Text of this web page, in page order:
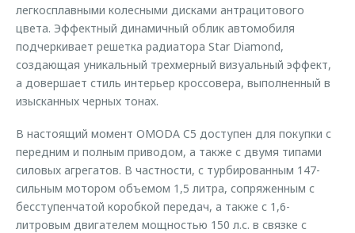
легкосплавными колесными дисками антрацитового
цвета. Эффектный динамичный облик автомобиля
подчеркивает решетка радиатора Star Diamond,
создающая уникальный трехмерный визуальный эффект,
а довершает стиль интерьер кроссовера, выполненный в
изысканных черных тонах.
В настоящий момент OMODA C5 доступен для покупки с
передним и полным приводом, а также с двумя типами
силовых агрегатов. В частности, c турбированным 147-
сильным мотором объемом 1,5 литра, сопряженным с
бесступенчатой коробкой передач, а также c 1,6-
литровым двигателем мощностью 150 л.с. в связке с